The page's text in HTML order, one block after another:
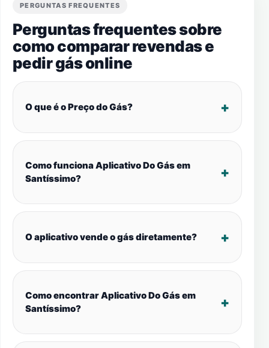
PERGUNTAS FREQUENTES
Perguntas frequentes sobre
como comparar revendas e
pedir gás online
O que é o Preço do Gás?
Como funciona Aplicativo Do Gás em
Santíssimo?
O aplicativo vende o gás diretamente?
Como encontrar Aplicativo Do Gás em
Santíssimo?